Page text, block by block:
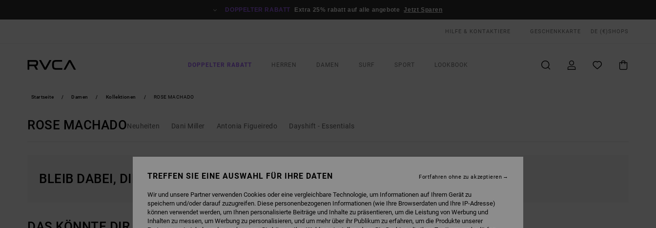
DOPPELTER RABATT Extra 25% rabatt auf alle angebote Jetzt Sparen
HILFE & KONTAKTIERE GESCHENKKARTE DE (€) SHOPS
DOPPELTER RABATT HERREN DAMEN SURF SPORT LOOKBOOK
Startseite Damen Kollektionen ROSE MACHADO
ROSE MACHADONeuheiten Dani Miller Antonia Figueiredo Dayshift - Essentials
BLEIB DABEI, DIE PRODUKTE SIND BALD WIEDER DA
TREFFEN SIE EINE AUSWAHL FÜR IHRE DATEN
Wir und unsere Partner verwenden Cookies oder eine vergleichbare Technologie, um Informationen auf Ihrem Gerät zu
speichern und/oder darauf zuzugreifen. Diese personenbezogenen Informationen (wie Ihre Browserdaten und Ihre IP-Adresse)
können verwendet werden, um Ihnen personalisierte Beiträge und Inhalte zu präsentieren, um die Leistung von Werbung und
Inhalten zu messen, um Werbung zu personalisieren, und um mehr über ihr Publikum zu erfahren, um die Produkte unserer
Fortfahren ohne zu akzeptieren